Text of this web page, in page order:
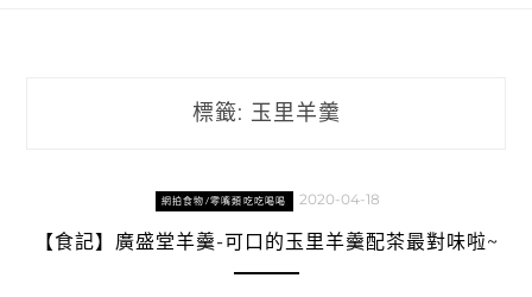
標籤: 玉里羊羹
網拍食物/零嘴類吃吃喝喝 2020-04-18
【食記】廣盛堂羊羹-可口的玉里羊羹配茶最對味啦~